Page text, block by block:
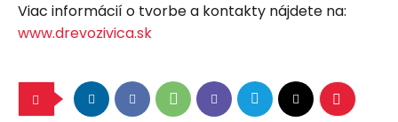
Viac informácií o tvorbe a kontakty nájdete na:
www.drevozivica.sk